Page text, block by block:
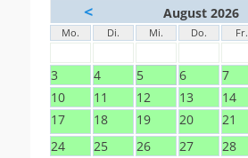
< August 2026
Mo. Di. Mi. Do. Fr.
3
4 5 6 7
10
11 12 13 14
17
18 19 20 21
24
25 26 27 28